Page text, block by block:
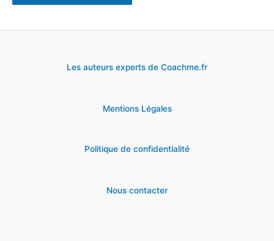
Les auteurs experts de Coachme.fr
Mentions Légales
Politique de confidentialité
Nous contacter